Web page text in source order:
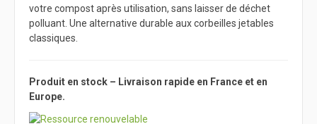
votre compost après utilisation, sans laisser de déchet
polluant. Une alternative durable aux corbeilles jetables
classiques.
Produit en stock – Livraison rapide en France et en
Europe.